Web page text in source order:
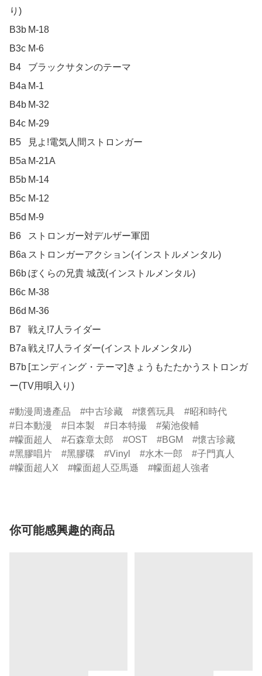
り)
B3b	M-18
B3c	M-6
B4	ブラックサタンのテーマ
B4a	M-1
B4b	M-32
B4c	M-29
B5	見よ!電気人間ストロンガー
B5a	M-21A
B5b	M-14
B5c	M-12
B5d	M-9
B6	ストロンガー対デルザー軍団
B6a	ストロンガーアクション(インストルメンタル)
B6b	ぼくらの兄貴 城茂(インストルメンタル)
B6c	M-38
B6d	M-36
B7	戦え!7人ライダー
B7a	戦え!7人ライダー(インストルメンタル)
B7b	[エンディング・テーマ]きょうもたたかうストロンガ
ー(TV用唄入り)
動漫周邊產品 中古珍藏 懷舊玩具
昭和時代
日本動漫
日本製 日本特撮
菊池俊輔
幪面超人
石森章太郎 OST BGM
懷古珍藏
黑膠唱片
黑膠碟 Vinyl 水木一郎
子門真人
幪面超人X
幪面超人亞馬遜 幪面超人強者
你可能感興趣的商品